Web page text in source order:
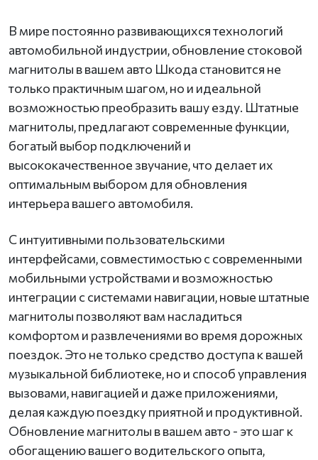
В мире постоянно развивающихся технологий
автомобильной индустрии, обновление стоковой
магнитолы в вашем авто Шкода становится не
только практичным шагом, но и идеальной
возможностью преобразить вашу езду. Штатные
магнитолы, предлагают современные функции,
богатый выбор подключений и
высококачественное звучание, что делает их
оптимальным выбором для обновления
интерьера вашего автомобиля.
С интуитивными пользовательскими
интерфейсами, совместимостью с современными
мобильными устройствами и возможностью
интеграции с системами навигации, новые штатные
магнитолы позволяют вам насладиться
комфортом и развлечениями во время дорожных
поездок. Это не только средство доступа к вашей
музыкальной библиотеке, но и способ управления
вызовами, навигацией и даже приложениями,
делая каждую поездку приятной и продуктивной.
Обновление магнитолы в вашем авто - это шаг к
обогащению вашего водительского опыта,